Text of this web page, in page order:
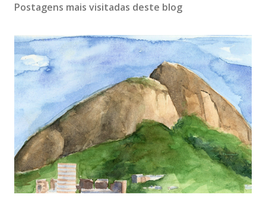
Postagens mais visitadas deste blog